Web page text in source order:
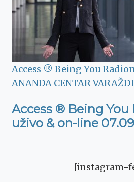
Access ® Being You
ANANDA CENTAR
Access ® Being You
uživo & on-line
[instagram-